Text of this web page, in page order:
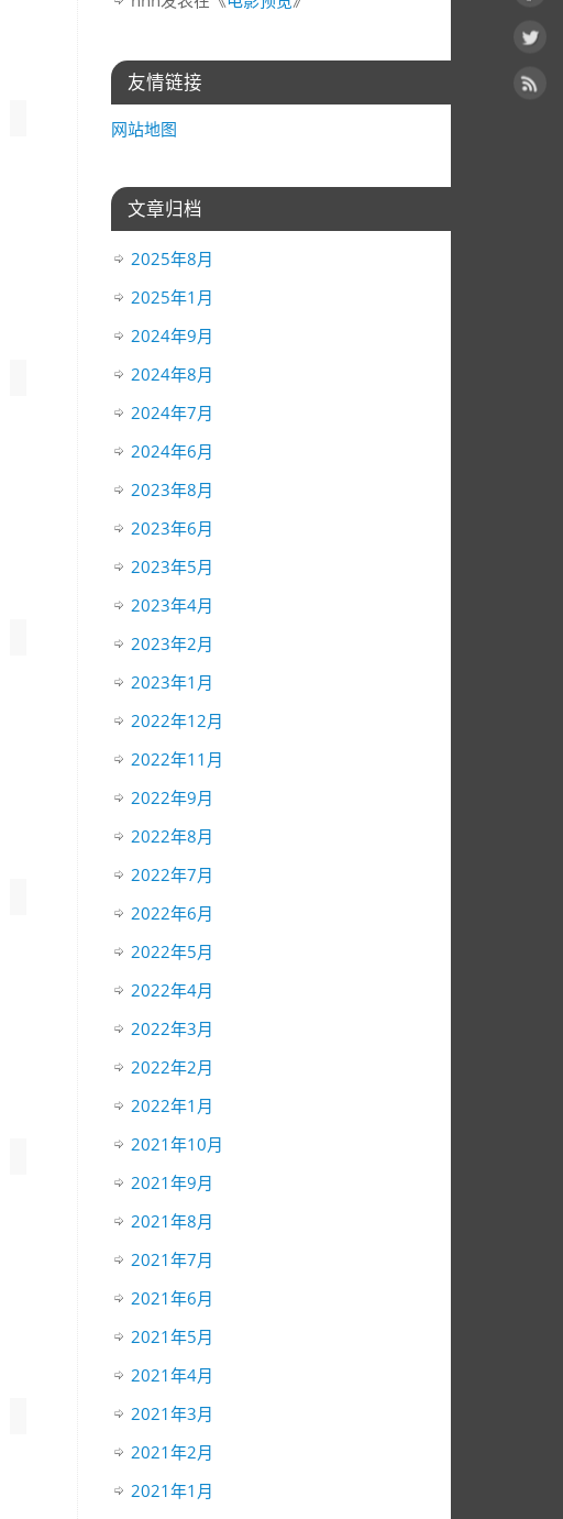
友情链接
网站地图
文章归档
2025年8月
2025年1月
2024年9月
2024年8月
2024年7月
2024年6月
2023年8月
2023年6月
2023年5月
2023年4月
2023年2月
2023年1月
2022年12月
2022年11月
2022年9月
2022年8月
2022年7月
2022年6月
2022年5月
2022年4月
2022年3月
2022年2月
2022年1月
2021年10月
2021年9月
2021年8月
2021年7月
2021年6月
2021年5月
2021年4月
2021年3月
2021年2月
2021年1月